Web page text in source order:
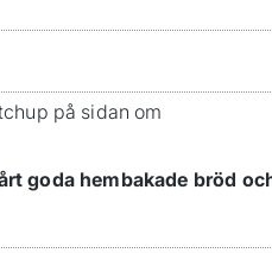
på sidan om
goda hembakade bröd